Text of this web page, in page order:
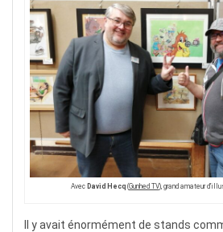
Avec David Hecq(Gunhed TV), grand amateur
Il y avait énormément de stands